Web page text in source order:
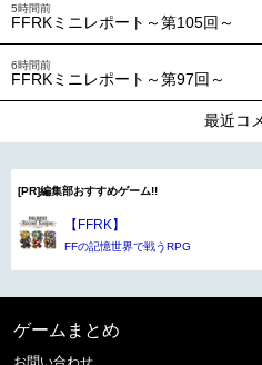
5時間前
FFRKミニレポート～第105回～
6時間前
FFRKミニレポート～第97回～
最近コ
[PR]編集部おすすめゲーム!!
【FFRK】
FFの記憶世界で戦うRPG
ゲームまとめ
お問い合わせ